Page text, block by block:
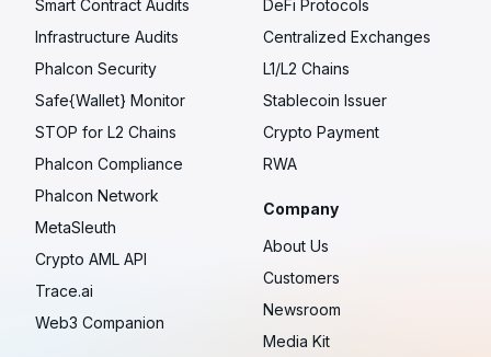
Smart Contract Audits
Infrastructure Audits
Phalcon Security
Safe{Wallet} Monitor
STOP for L2 Chains
Phalcon Compliance
Phalcon Network
MetaSleuth
Crypto AML API
Trace.ai
Web3 Companion
DeFi Protocols
Centralized Exchanges
L1/L2 Chains
Stablecoin Issuer
Crypto Payment
RWA
Company
About Us
Customers
Newsroom
Media Kit